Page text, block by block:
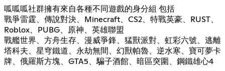
呱呱呱社群擁有來自各種不同遊戲的身分組 包括
戰爭雷霆、傳說對決、Minecraft、CS2、特戰英豪、RUST、
Roblox、PUBG、原神、英雄聯盟
戰艦世界、方舟生存、漫威爭鋒、猛獸派對、虹彩六號、逃離
塔科夫、星穹鐵道、永劫無間、幻獸帕魯、逆水寒、寶可夢卡
牌、俄羅斯方塊、GTA5、騙子酒館、暗區突圍、鋼鐵雄心4